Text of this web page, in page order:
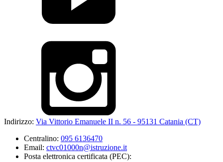
Indirizzo: Via Vittorio Emanuele II n. 56 - 95131 Catania (CT)
Centralino: 095 6136470
Email: ctvc01000n@istruzione.it
Posta elettronica certificata (PEC):